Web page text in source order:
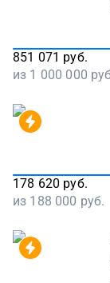
851 071 руб.
из 1 000 000
178 620 руб.
из 188 000 руб.